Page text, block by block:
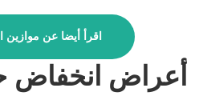
اقرأ أيضا عن موازين
أعراض انخفاض